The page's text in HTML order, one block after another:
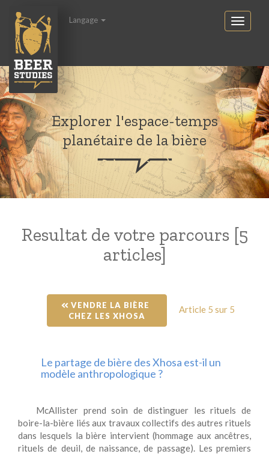
Langage
Explorer l'espace-temps
planétaire de la bière
Resultat de votre parcours [5
articles]
VENDRE LA BIÈRE
CHEZ LES XHOSA
Article 5 sur 5
Le partage de bière des Xhosa est-il un
modèle anthropologique ?
McAllister prend soin de distinguer les rituels de
boire-la-bière liés aux travaux collectifs des autres rituels
dans lesquels la bière intervient (hommage aux ancêtres,
rituels de deuil, de naissance, de passage). Les premiers